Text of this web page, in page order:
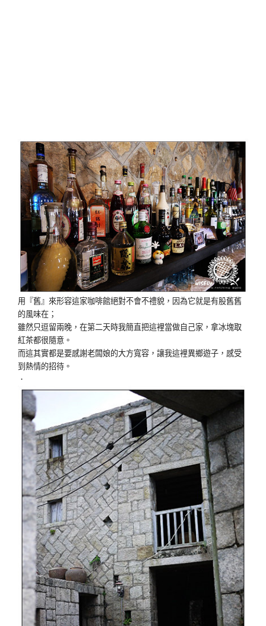
用『舊』來形容這家咖啡館絕對不會不禮貌，因為它就是有股舊舊
的風味在；
雖然只逗留兩晚，在第二天時我簡直把這裡當做自己家，拿冰塊取
紅茶都很隨意。
而這其實都是要感謝老闆娘的大方寬容，讓我這裡異鄉遊子，感受
到熱情的招待。
．